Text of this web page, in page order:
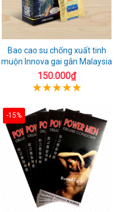
Bao cao su chống xuất tinh
muộn Innova gai gân Malaysia
150.000₫
-15%